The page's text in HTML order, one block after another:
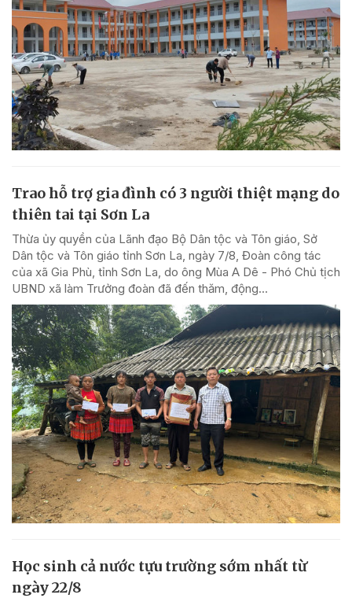
Trao hỗ trợ gia đình có 3 người thiệt mạng do
thiên tai tại Sơn La
Thừa ủy quyền của Lãnh đạo Bộ Dân tộc và Tôn giáo, Sở
Dân tộc và Tôn giáo tỉnh Sơn La, ngày 7/8, Đoàn công tác
của xã Gia Phù, tỉnh Sơn La, do ông Mùa A Dê - Phó Chủ tịch
UBND xã làm Trưởng đoàn đã đến thăm, động...
Học sinh cả nước tựu trường sớm nhất từ
ngày 22/8